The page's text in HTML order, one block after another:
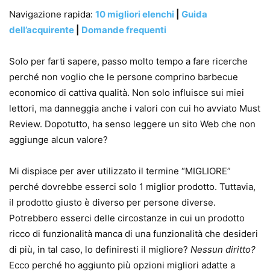
Navigazione rapida: 10 migliori elenchi
Guida
dell’acquirente
Domande frequenti
Solo per farti sapere, passo molto tempo a fare ricerche
perché non voglio che le persone comprino barbecue
economico di cattiva qualità. Non solo influisce sui miei
lettori, ma danneggia anche i valori con cui ho avviato Must
Review. Dopotutto, ha senso leggere un sito Web che non
aggiunge alcun valore?
Mi dispiace per aver utilizzato il termine “MIGLIORE”
perché dovrebbe esserci solo 1 miglior prodotto. Tuttavia,
il prodotto giusto è diverso per persone diverse.
Potrebbero esserci delle circostanze in cui un prodotto
ricco di funzionalità manca di una funzionalità che desideri
di più, in tal caso, lo definiresti il ​​migliore? Nessun diritto?
Ecco perché ho aggiunto più opzioni migliori adatte a